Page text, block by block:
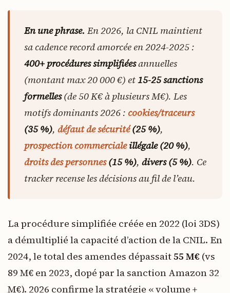
En une phrase. En 2026, la CNIL maintient
sa cadence record amorcée en 2024-2025 :
400+ procédures simplifiéesannuelles
(montant max 20 000 €) et15-25 sanctions
formelles(de 50 K€ à plusieurs M€). Les
motifs dominants 2026 : cookies/traceurs
(35 %), défaut de sécurité(25 %),
prospection commercialeillégale (20 %),
droits des personnes(15 %), divers (5 %). Ce
tracker recense les décisions au fil de l’eau.
La procédure simplifiée créée en 2022 (loi 3DS)
a démultiplié la capacité d’action de la CNIL. En
2024, le total des amendes dépassait55 M€ (vs
89 M€ en 2023, dopé par la sanction Amazon 32
M€). 2026 confirme la stratégie « volume +